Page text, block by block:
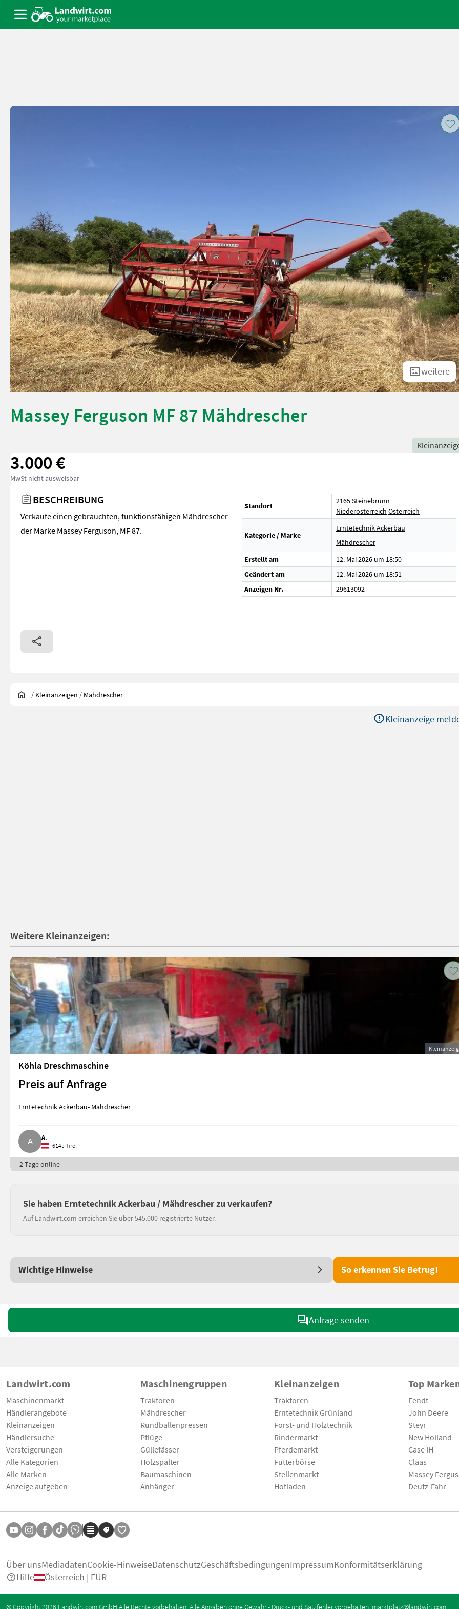
weitere
Massey Ferguson MF 87 Mähdrescher
3.000 €
MwSt nicht ausweisbar
BESCHREIBUNG
Verkaufe einen gebrauchten, funktionsfähigen Mähdrescher
der Marke Massey Ferguson, MF 87.
Standort
2165 Steinebrunn
Niederösterreich Österreich
Kategorie / Marke
Erntetechnik Ackerbau
Mähdrescher
Erstellt am
12. Mai 2026 um 18:50
Geändert am
12. Mai 2026 um 18:51
Anzeigen Nr.
29613092
/ Kleinanzeigen / Mähdrescher
Kleinanzeige
Weitere Kleinanzeigen:
Köhla Dreschmaschine
Preis auf Anfrage
Erntetechnik Ackerbau- Mähdrescher
A.
6145 Tirol
2 Tage online
Sie haben Erntetechnik Ackerbau / Mähdrescher zu verkaufen?
Auf Landwirt.com erreichen Sie über 545.000 registrierte Nutzer.
Wichtige Hinweise So erkennen Sie Betrug!
Anfrage senden
Landwirt.com
Maschinenmarkt
Händlerangebote
Kleinanzeigen
Händlersuche
Versteigerungen
Alle Kategorien
Alle Marken
Anzeige aufgeben
Maschinengruppen
Traktoren
Mähdrescher
Rundballenpressen
Pflüge
Güllefässer
Holzspalter
Baumaschinen
Anhänger
Kleinanzeigen
Traktoren
Erntetechnik Grünland
Forst- und Holztechnik
Rindermarkt
Pferdemarkt
Futterbörse
Stellenmarkt
Hofladen
Top
Fendt
John Deere
Steyr
New Holland
Case IH
Claas
Massey
Deutz-Fahr
Über unsMediadatenCookie-HinweiseDatenschutzGeschäftsbedingungenImpressumKonformitätserklärung
Hilfe
Österreich | EUR
© Copyright 2026 Landwirt.com GmbH Alle Rechte vorbehalten. Alle Angaben ohne Gewähr - Druck- und Satzfehler vorbehalten. marktplatz@landwirt.com